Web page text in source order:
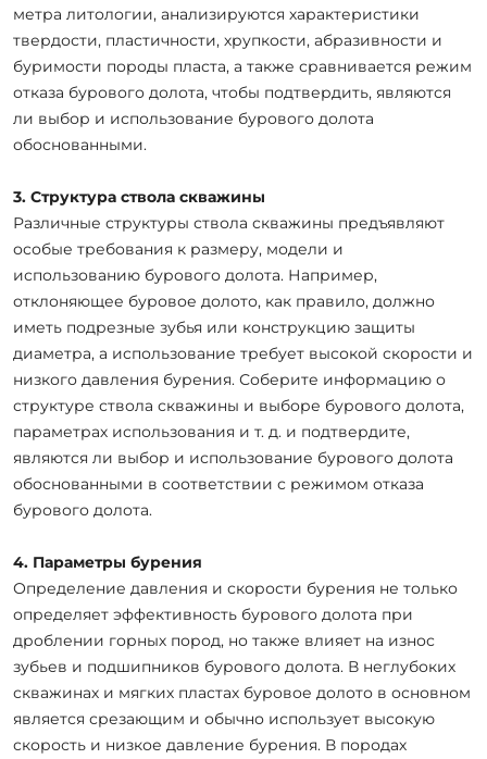
метра литологии, анализируются характеристики
твердости, пластичности, хрупкости, абразивности и
буримости породы пласта, а также сравнивается режим
отказа бурового долота, чтобы подтвердить, являются
ли выбор и использование бурового долота
обоснованными.
3. Структура ствола скважины
Различные структуры ствола скважины предъявляют
особые требования к размеру, модели и
использованию бурового долота. Например,
отклоняющее буровое долото, как правило, должно
иметь подрезные зубья или конструкцию защиты
диаметра, а использование требует высокой скорости и
низкого давления бурения. Соберите информацию о
структуре ствола скважины и выборе бурового долота,
параметрах использования и т. д. и подтвердите,
являются ли выбор и использование бурового долота
обоснованными в соответствии с режимом отказа
бурового долота.
4. Параметры бурения
Определение давления и скорости бурения не только
определяет эффективность бурового долота при
дроблении горных пород, но также влияет на износ
зубьев и подшипников бурового долота. В неглубоких
скважинах и мягких пластах буровое долото в основном
является срезающим и обычно использует высокую
скорость и низкое давление бурения. В породах